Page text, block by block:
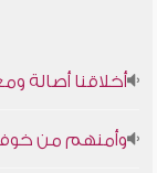
أخلاقنا أصالة
وأمنهم من خوف